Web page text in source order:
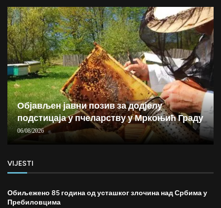
Објављен јавни позив за додјелу
подстицаја у пчеларству у Мркоњић Граду
06/08/2026
VIJESTI
Обиљежено 85 година од усташког злочина над Србима у
Пребиловцима